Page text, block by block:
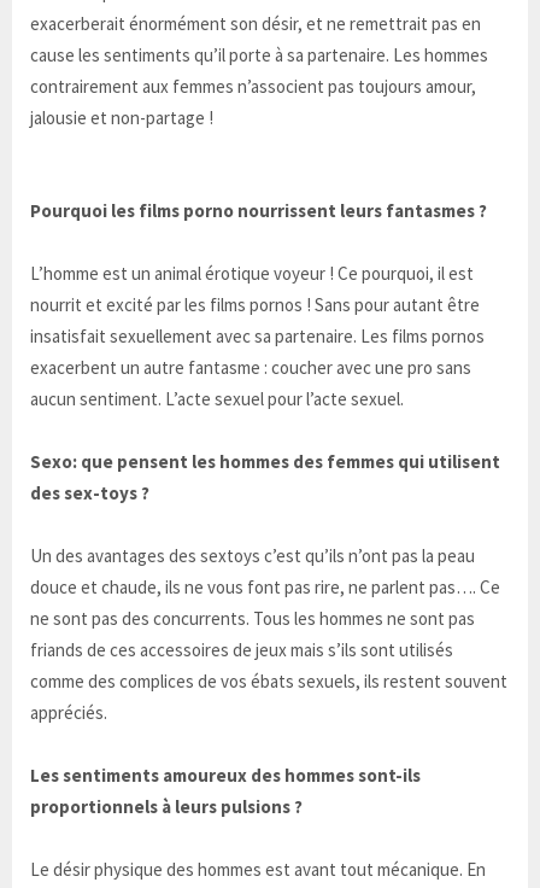
exacerberait énormément son désir, et ne remettrait pas en
cause les sentiments qu’il porte à sa partenaire. Les hommes
contrairement aux femmes n’associent pas toujours amour,
jalousie et non-partage !
Pourquoi les films porno nourrissent leurs fantasmes ?
L’homme est un animal érotique voyeur ! Ce pourquoi, il est
nourrit et excité par les films pornos ! Sans pour autant être
insatisfait sexuellement avec sa partenaire. Les films pornos
exacerbent un autre fantasme : coucher avec une pro sans
aucun sentiment. L’acte sexuel pour l’acte sexuel.
Sexo: que pensent les hommes des femmes qui utilisent
des sex-toys ?
Un des avantages des sextoys c’est qu’ils n’ont pas la peau
douce et chaude, ils ne vous font pas rire, ne parlent pas…. Ce
ne sont pas des concurrents. Tous les hommes ne sont pas
friands de ces accessoires de jeux mais s’ils sont utilisés
comme des complices de vos ébats sexuels, ils restent souvent
appréciés.
Les sentiments amoureux des hommes sont-ils
proportionnels à leurs pulsions ?
Le désir physique des hommes est avant tout mécanique. En